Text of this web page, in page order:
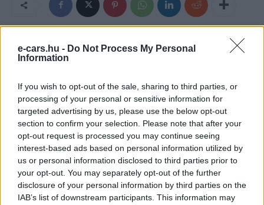
e-cars.hu - Do Not Process My Personal
Information
If you wish to opt-out of the sale, sharing to third parties, or
processing of your personal or sensitive information for
targeted advertising by us, please use the below opt-out
section to confirm your selection. Please note that after your
opt-out request is processed you may continue seeing
interest-based ads based on personal information utilized by
us or personal information disclosed to third parties prior to
your opt-out. You may separately opt-out of the further
disclosure of your personal information by third parties on the
IAB’s list of downstream participants. This information may
e-cars.hu
Elektromosan közlekedsz, vagy a váltáson töprengsz?
Érdekelnek a legfrissebb hírek az e-autók világából, vagy
foglalkoztatnak a legújabb fejlesztések az elektromosság és a
fenntarthatóság területén? Akkor jó helyen jársz!